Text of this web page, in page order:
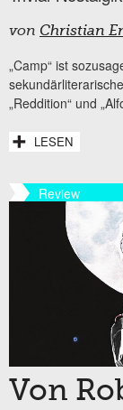
von Christian
„Camp“ ist
„Reddition“ und
LESEN
Review
Von